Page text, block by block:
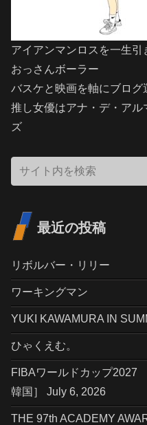
アイアンマンロスを一生引
おっさんボーラー
バスケと映画を軸にブログ
推し女優はアナ・デ・ア
ズ
最近の投稿
リボルバー・リリー
ワーキングマン
YUKI KAWAMURA IN
ひゃくえむ。
FIBAワールドカップ
韓国］ July 6, 2026
THE 97th ACADEMY